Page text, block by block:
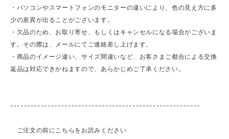
・パソコンやスマートフォンのモニターの違いにより、色の見え方に多
少の差異が出ることがございます。
・欠品のため、お取り寄せ、もしくはキャンセルになる場合がございま
す。その際は、メールにてご連絡差し上げます。
・商品のイメージ違い、サイズ間違いなど、お客さまご都合による交換
返品は対応できかねますので、あらかじめご了承ください。
--------------------------------------------------------
ご注文の前にこちらをお読みください